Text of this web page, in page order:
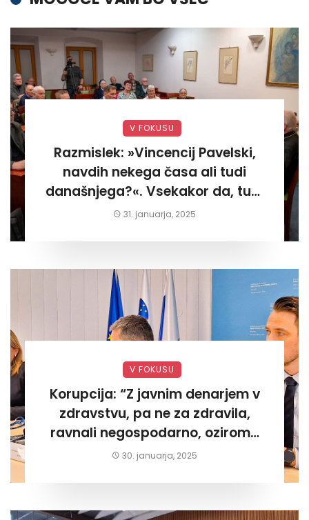
V FOKUSU
Razmislek: »Vincencij Pavelski,
navdih nekega časa ali tudi
današnjega?«. Vsekakor da, tudi
današnjega«
31. januarja, 2025
V FOKUSU
Korupcija: “Z javnim denarjem v
zdravstvu, pa ne za zdravila,
ravnali negospodarno, oziroma
za lastni žep. Tokrat na Žalskem«
30. januarja, 2025